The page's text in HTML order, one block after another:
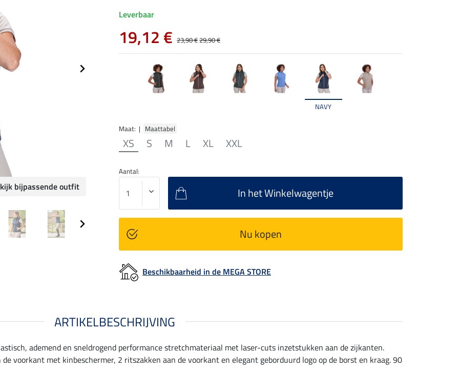
bijpassende outfit
NAVY
Maat: | Maattabel
XS S M L XL XXL
Leverbaar
19,12 € 23,90 €29,90 €
Aantal:
In het Winkelwagentje
Nu kopen
Beschikbaarheid in de MEGA STORE
ARTIKELBESCHRIJVING
ademend en sneldrogend performance stretchmateriaal met laser-cuts inzetstukken aan de zijkanten.
voorkant met kinbeschermer, 2 ritszakken aan de voorkant en elegant geborduurd logo op de borst en kraag. 90